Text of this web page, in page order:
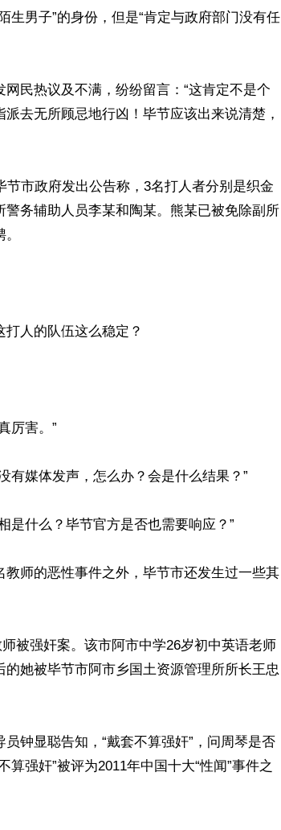
生男子”的身份，但是“肯定与政府部门没有任
民热议及不满，纷纷留言：“这肯定不是个
去无所顾忌地行凶！毕节应该出来说清楚，
市政府发出公告称，3名打人者分别是织金
务辅助人员李某和陶某。熊某已被免除副所
人的队伍这么稳定？
厉害。”
有媒体发声，怎么办？会是什么结果？”
是什么？毕节官方是否也需要响应？”
师的恶性事件之外，毕节市还发生过一些其
被强奸案。该市阿市中学26岁初中英语老师
她被毕节市阿市乡国土资源管理所所长王忠
钟显聪告知，“戴套不算强奸”，问周琴是否
强奸”被评为2011年中国十大“性闻”事件之